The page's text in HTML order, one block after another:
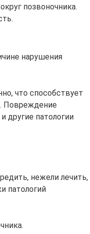
позвоночника.
нарушения
что способствует
Повреждение
другие патологии
нежели лечить,
патологий